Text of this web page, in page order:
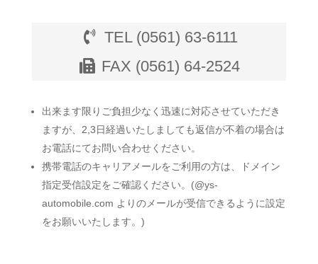
TEL (0561) 63-6111
FAX (0561) 64-2524
出来ます限りご負担少なく迅速に対応させていただき
ますが、2,3日経過いたしましても返信が不着の場合は
お電話にてお問い合わせください。
携帯電話のキャリアメールをご利用の方は、ドメイン
指定受信設定をご確認ください。(@ys-
automobile.com よりのメールが受信できるように設定
をお願いいたします。)